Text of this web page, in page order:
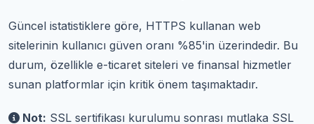
Güncel istatistiklere göre, HTTPS kullanan web
sitelerinin kullanıcı güven oranı %85'in üzerindedir. Bu
durum, özellikle e-ticaret siteleri ve finansal hizmetler
sunan platformlar için kritik önem taşımaktadır.
Not: SSL sertifikası kurulumu sonrası mutlaka SSL